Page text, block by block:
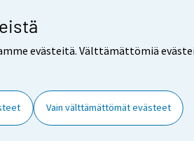
evästeitä. Välttämättömiä
Vain välttämättömät evästeet
Yhteystiedot Palaute